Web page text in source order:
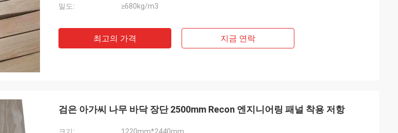
밀도:
≥680kg/m3
최고의 가격 지금 연락
검은 아가씨 나무 바닥 장단 2500mm Recon 엔지니어링 패널 착용 저항